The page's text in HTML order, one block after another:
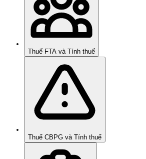
Thuế FTA và Tính thuế
Thuế CBPG và Tính thuế